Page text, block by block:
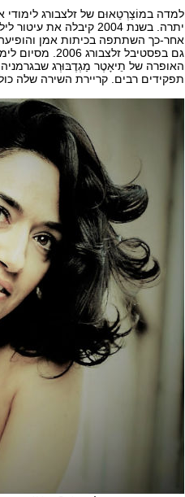
למדה במוֹצַרְטֵאוּם של זלצבורג לימודי
יתרה. בשנת 2004
אחר-כך השתתפה בכיתות אמן
תפקידים רבים. קריירת השירה שלה